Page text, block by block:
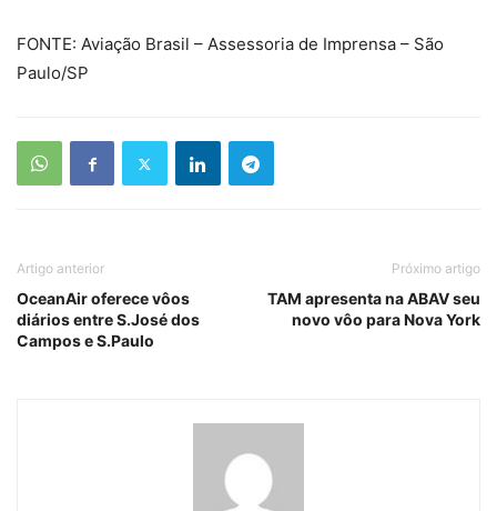
FONTE: Aviação Brasil – Assessoria de Imprensa – São
Paulo/SP
Artigo anterior
OceanAir oferece vôos
diários entre S.José dos
Campos e S.Paulo
Próximo artigo
TAM apresenta na ABAV seu
novo vôo para Nova York